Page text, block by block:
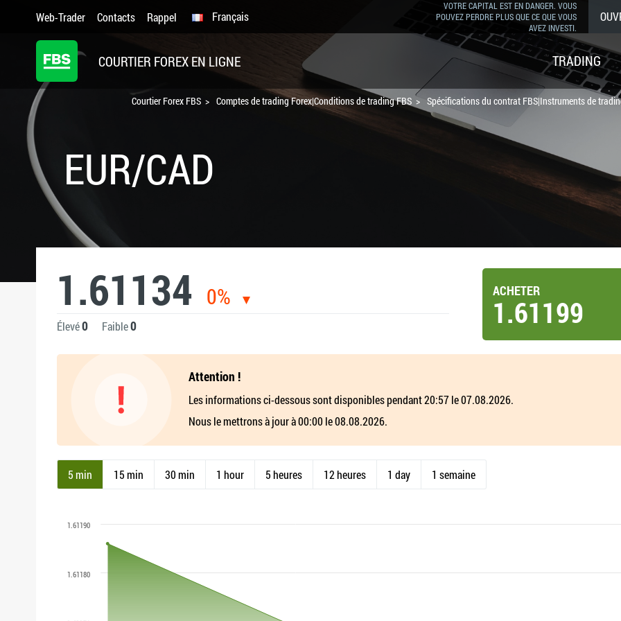
Web-Trader Contacts Rappel
VOTRE CAPITAL EST EN DANGER. VOUS
POUVEZ PERDRE PLUS QUE CE QUE VOUS
AVEZ INVESTI.
Français
COURTIER FOREX EN LIGNE TRADING
Courtier Forex FBS Comptes de trading Forex|Conditions de trading FBS Spécifications du contrat FBS|Instruments de
EUR/CAD
1.61134 0%
Élevé0 Faible0
ACHETER
1.61199
Attention !
Les informations ci-dessous sont disponibles pendant 20:57 le 07.08.2026.
Nous le mettrons à jour à 00:00 le 08.08.2026.
5 min 15 min 30 min 1 hour 5 heures 12 heures 1 day 1 semaine